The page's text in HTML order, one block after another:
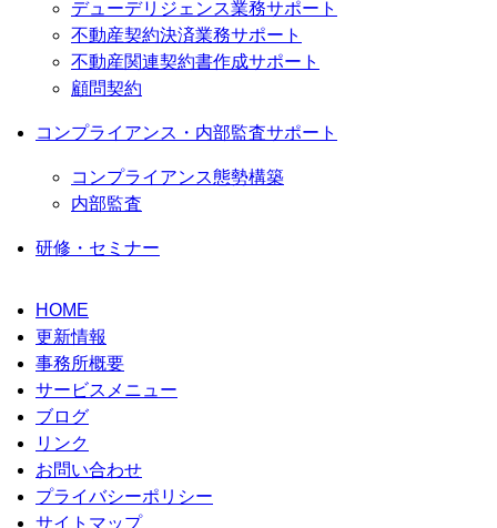
デューデリジェンス業務サポート
不動産契約決済業務サポート
不動産関連契約書作成サポート
顧問契約
コンプライアンス・内部監査サポート
コンプライアンス態勢構築
内部監査
研修・セミナー
HOME
更新情報
事務所概要
サービスメニュー
ブログ
リンク
お問い合わせ
プライバシーポリシー
サイトマップ